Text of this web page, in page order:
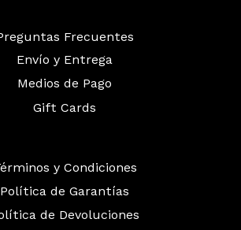
Frecuentes
Envío y Entrega
Medios de Pago
Gift Cards
y Condiciones
Política de Garantías
de Devoluciones